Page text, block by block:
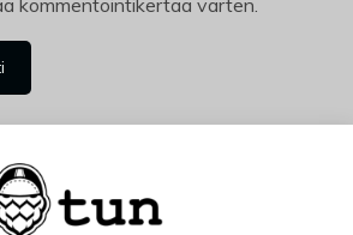
kommentointikertaa varten.